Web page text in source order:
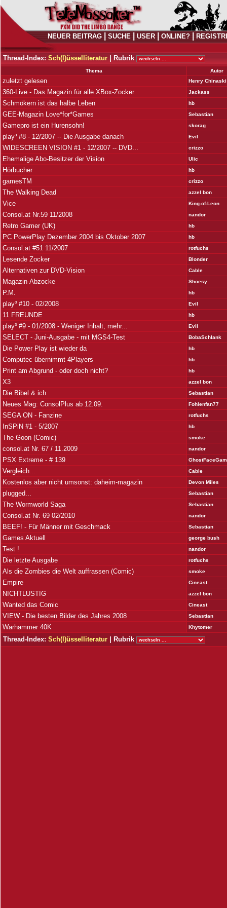
NEUER BEITRAG SUCHE USER ONLINE?
Thread-Index: Sch(l)üsselliteratur Rubrik
Thema Autor
zuletzt gelesen Henry Chinaski
360-Live - Das Magazin für alle XBox-Zocker Jackass
Schmökern ist das halbe Leben hb
GEE-Magazin Love*for*Games Sebastian
Gamepro ist ein Hurensohn! skorag
play³ #8 - 12/2007 -- Die Ausgabe danach Evil
WIDESCREEN VISION #1 - 12/2007 -- DVD... crizzo
Ehemalige Abo-Besitzer der Vision Ulic
Hörbucher hb
gamesTM crizzo
The Walking Dead azzel bon
Vice King-of-Leon
Consol.at Nr.59 11/2008 nandor
Retro Gamer (UK) hb
PC PowerPlay Dezember 2004 bis Oktober 2007 hb
Consol.at #51 11/2007 rotfuchs
Lesende Zocker Blonder
Alternativen zur DVD-Vision Cable
Magazin-Abzocke Shoesy
P.M. hb
play³ #10 - 02/2008 Evil
11 FREUNDE hb
play³ #9 - 01/2008 - Weniger Inhalt, mehr... Evil
SELECT - Juni-Ausgabe - mit MGS4-Test BobaSchlank
Die Power Play ist wieder da hb
Computec übernimmt 4Players hb
Print am Abgrund - oder doch nicht? hb
X3 azzel bon
Die Bibel & ich Sebastian
Neues Mag: ConsolPlus ab 12.09. Fohlenfan77
SEGA ON - Fanzine rotfuchs
InSPiN #1 - 5/2007 hb
The Goon (Comic) smoke
consol.at Nr. 67 / 11.2009 nandor
PSX Extreme - # 139
Vergleich... Cable
Kostenlos aber nicht umsonst: daheim-magazin Devon Miles
plugged... Sebastian
The Wormworld Saga Sebastian
Consol.at Nr. 69 02/2010 nandor
BEEF! - Für Männer mit Geschmack Sebastian
Games Aktuell george bush
Test ! nandor
Die letzte Ausgabe rotfuchs
Als die Zombies die Welt auffrassen (Comic) smoke
Empire Cineast
NICHTLUSTIG azzel bon
Wanted das Comic Cineast
VIEW - Die besten Bilder des Jahres 2008 Sebastian
Warhammer 40K Khytomer
Thread-Index: Sch(l)üsselliteratur | Rubrik